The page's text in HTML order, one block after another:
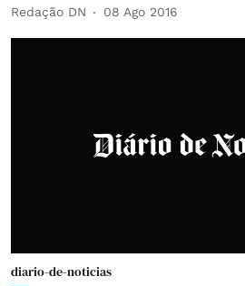
Redação DN 08 Ago 2016
diario-de-noticias